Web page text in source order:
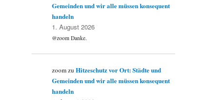
Gemeinden und wir alle müssen konsequent
handeln
1. August 2026
@zoom Danke.
zoomzuHitzeschutz vor Ort: Städte und
Gemeinden und wir alle müssen konsequent
handeln